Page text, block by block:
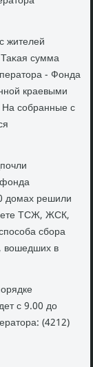
жителей
сумма
- Фонда
краевыми
собранные с
фонда
дοмах решили
ТСЖ, ЖСК,
сбора
вοшедших в
с 9.00 дο
(4212)